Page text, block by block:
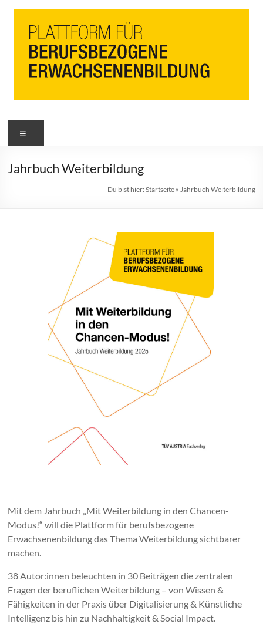
PbEB
Plattform
berufsbezogene
Jahrbuch Weiterbildung
Du bist hier: Startseite» Jahrbuch Weiterbildung
Mit dem Jahrbuch „Mit Weiterbildung in den Chancen-
Modus!“ will die Plattform für berufsbezogene
Erwachsenenbildung das Thema Weiterbildung sichtbarer
machen.
38 Autor:innen beleuchten in 30 Beiträgen die zentralen
Fragen der beruflichen Weiterbildung – von Wissen &
Fähigkeiten in der Praxis über Digitalisierung & Künstliche
Intelligenz bis hin zu Nachhaltigkeit & Social Impact.